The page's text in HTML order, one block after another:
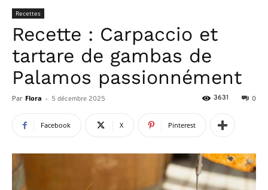
Recettes
Recette : Carpaccio et
tartare de gambas de
Palamos passionnément
Par Flora - 5 décembre 2025 0
3631
Facebook X Pinterest